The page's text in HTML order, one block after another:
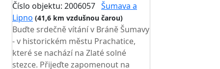
Číslo objektu: 2006057 Šumava a
Lipno (41,6 km vzdušnou čarou)
Buďte srdečně vítání v Bráně Šumavy
- v historickém městu Prachatice,
které se nachází na Zlaté solné
stezce. Přijeďte zapomenout na